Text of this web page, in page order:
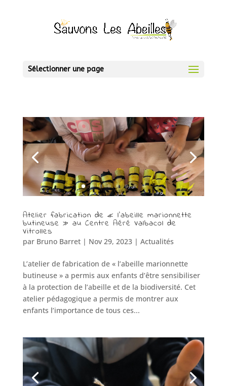
Sélectionner une page
Atelier fabrication de « l’abeille marionnette
butineuse » au Centre Aéré Valbacol de
Vitrolles
par Bruno Barret| Nov 29, 2023| Actualités
L’atelier de fabrication de « l’abeille marionnette
butineuse » a permis aux enfants d’être sensibiliser
à la protection de l’abeille et de la biodiversité. Cet
atelier pédagogique a permis de montrer aux
enfants l’importance de tous ces...